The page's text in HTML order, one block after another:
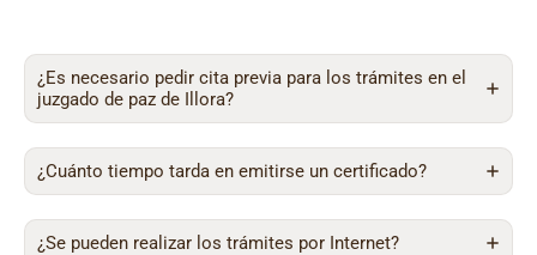
¿Es necesario pedir cita previa para los trámites en el
juzgado de paz de Illora?
¿Cuánto tiempo tarda en emitirse un certificado?
¿Se pueden realizar los trámites por Internet?